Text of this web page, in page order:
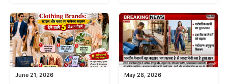
June 21, 2026 May 28, 2026